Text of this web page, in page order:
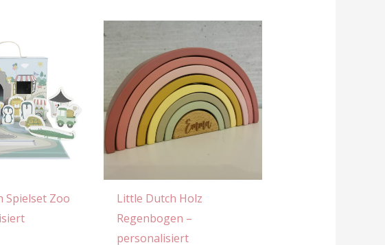
Spielset Zoo
Little Dutch Holz
Regenbogen –
personalisiert